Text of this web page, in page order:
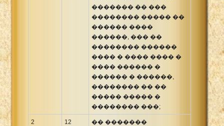
������� �� ���
�������� ����� ��
������ ����
������, ��� ��
�������� ������
���� � ���� ���� �
���� ������ �
������ � ������,
�������� �� ��
����� ����� �
�������� ���;
2 12
�� �������